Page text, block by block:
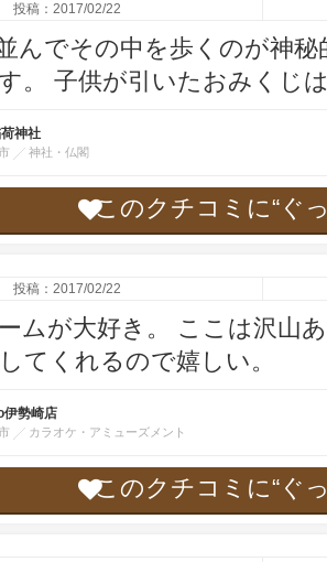
投稿：2017/02/22
んでその中を歩くのが神
。 子供が引いたおみくじ
神社
神社・仏閣
このクチコミに“ぐ
投稿：2017/02/22
ムが大好き。 ここは沢山
てくれるので嬉しい。
勢崎店
カラオケ・アミューズメント
このクチコミに“ぐ